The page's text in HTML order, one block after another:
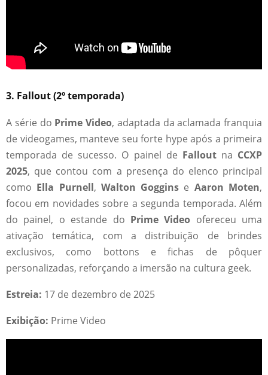
3. Fallout (2º temporada)
A série do Prime Video, adaptada da aclamada franquia
de videogames, manteve seu forte hype após a primeira
temporada de sucesso. O painel de Falloutna CCXP
2025, que contou com a presença do elenco principal
como Ella Purnell, Walton Goggins e Aaron Moten,
focou em novidades sobre a segunda temporada. Além
do painel, o estande do Prime Video ofereceu uma
ativação temática, com a distribuição de brindes
exclusivos, como bottons e fichas de pôquer
personalizadas, reforçando a imersão na cultura geek.
Estreia: 17 de dezembro de 2025
Exibição: Prime Video